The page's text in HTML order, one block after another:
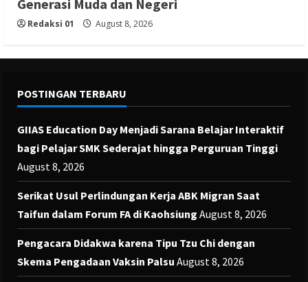
Generasi Muda dan Negeri
Redaksi 01 August 8, 2026
POSTINGAN TERBARU
GIIAS Education Day Menjadi Sarana Belajar Interaktif
bagi Pelajar SMK Sederajat hingga Perguruan Tinggi
August 8, 2026
Serikat Usul Perlindungan Kerja ABK Migran Saat
Taifun dalam Forum FA di Kaohsiung August 8, 2026
Pengacara Didakwa karena Tipu Tzu Chi dengan
Skema Pengadaan Vaksin Palsu August 8, 2026